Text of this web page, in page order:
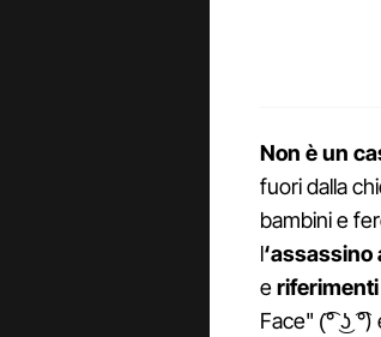
Non è un
fuori dalla
bambini e
l
e
Face" (͡° ͜ʖ